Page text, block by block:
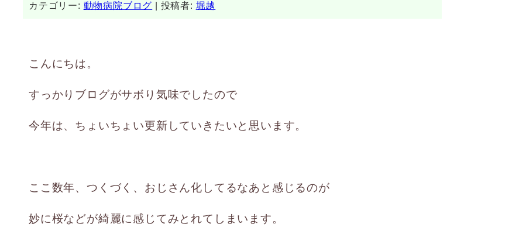
カテゴリー: 動物病院ブログ | 投稿者: 堀越
こんにちは。
すっかりブログがサボり気味でしたので
今年は、ちょいちょい更新していきたいと思います。
ここ数年、つくづく、おじさん化してるなあと感じるのが
妙に桜などが綺麗に感じてみとれてしまいます。